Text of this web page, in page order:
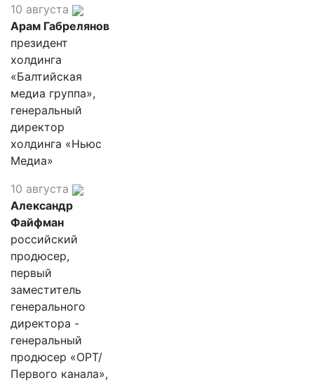
10 августа
Арам Габрелянов
президент
холдинга
«Балтийская
медиа группа»,
генеральный
директор
холдинга «Ньюс
Медиа»
10 августа
Александр
Файфман
российский
продюсер,
первый
заместитель
генерального
директора -
генеральный
продюсер «ОРТ/
Первого канала»,